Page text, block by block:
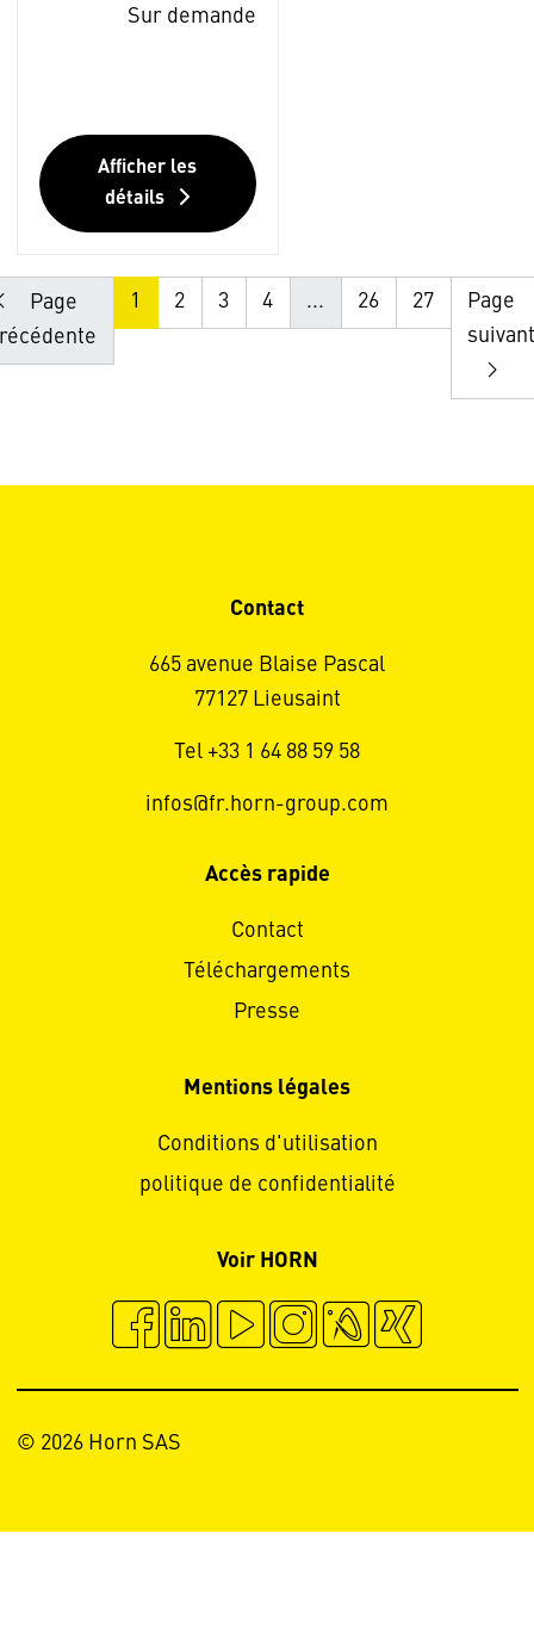
Sur demande
Afficher les
détails
Page
1 2 3 4 ... 26 27
Page
Contact
665 avenue Blaise Pascal
77127 Lieusaint
Tel +33 1 64 88 59 58
infos@fr.horn-group.com
Accès rapide
Contact
Téléchargements
Presse
Mentions légales
Conditions d'utilisation
politique de confidentialité
Voir HORN
© 2026 Horn SAS